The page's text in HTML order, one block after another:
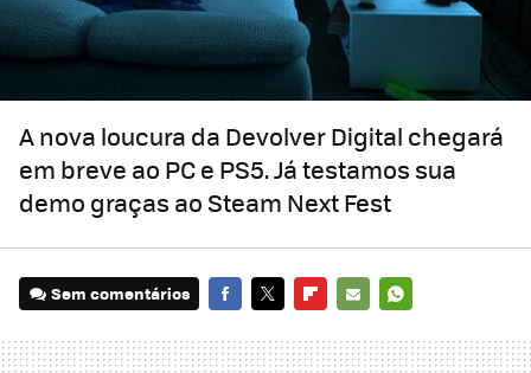
A nova loucura da Devolver Digital chegará
em breve ao PC e PS5. Já testamos sua
demo graças ao Steam Next Fest
Sem comentários
MAIL